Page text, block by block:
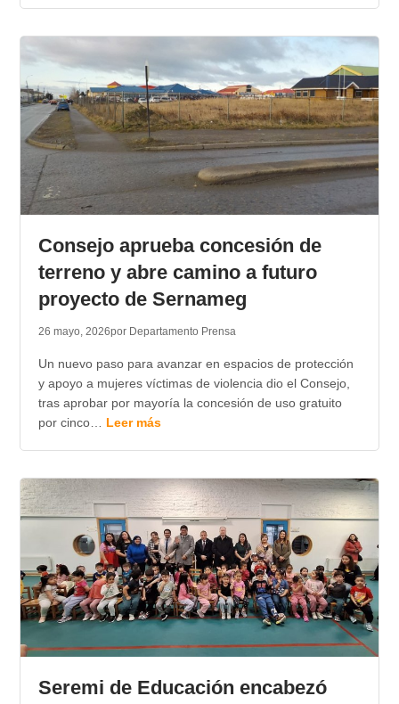
Consejo aprueba concesión de
terreno y abre camino a futuro
proyecto de Sernameg
26 mayo, 2026por Departamento Prensa
Un nuevo paso para avanzar en espacios de protección
y apoyo a mujeres víctimas de violencia dio el Consejo,
tras aprobar por mayoría la concesión de uso gratuito
por cinco… Leer más
Seremi de Educación encabezó